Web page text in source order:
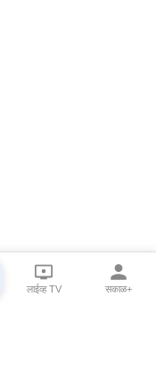
लाईव्ह TV सकाळ+